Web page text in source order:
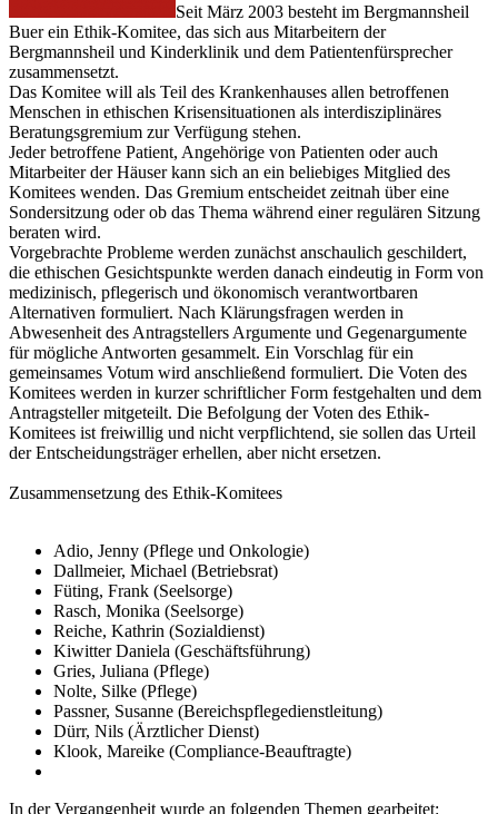
Seit März 2003 besteht im Bergmannsheil
Buer ein Ethik-Komitee, das sich aus Mitarbeitern der
Bergmannsheil und Kinderklinik und dem Patientenfürsprecher
zusammensetzt.
Das Komitee will als Teil des Krankenhauses allen betroffenen
Menschen in ethischen Krisensituationen als interdisziplinäres
Beratungsgremium zur Verfügung stehen.
Jeder betroffene Patient, Angehörige von Patienten oder auch
Mitarbeiter der Häuser kann sich an ein beliebiges Mitglied des
Komitees wenden. Das Gremium entscheidet zeitnah über eine
Sondersitzung oder ob das Thema während einer regulären Sitzung
beraten wird.
Vorgebrachte Probleme werden zunächst anschaulich geschildert,
die ethischen Gesichtspunkte werden danach eindeutig in Form von
medizinisch, pflegerisch und ökonomisch verantwortbaren
Alternativen formuliert. Nach Klärungsfragen werden in
Abwesenheit des Antragstellers Argumente und Gegenargumente
für mögliche Antworten gesammelt. Ein Vorschlag für ein
gemeinsames Votum wird anschließend formuliert. Die Voten des
Komitees werden in kurzer schriftlicher Form festgehalten und dem
Antragsteller mitgeteilt. Die Befolgung der Voten des Ethik-
Komitees ist freiwillig und nicht verpflichtend, sie sollen das Urteil
der Entscheidungsträger erhellen, aber nicht ersetzen.
Zusammensetzung des Ethik-Komitees
Adio, Jenny (Pflege und Onkologie)
Dallmeier, Michael (Betriebsrat)
Füting, Frank (Seelsorge)
Rasch, Monika (Seelsorge)
Reiche, Kathrin (Sozialdienst)
Kiwitter Daniela (Geschäftsführung)
Gries, Juliana (Pflege)
Nolte, Silke (Pflege)
Passner, Susanne (Bereichspflegedienstleitung)
Dürr, Nils (Ärztlicher Dienst)
Klook, Mareike (Compliance-Beauftragte)
In der Vergangenheit wurde an folgenden Themen gearbeitet: